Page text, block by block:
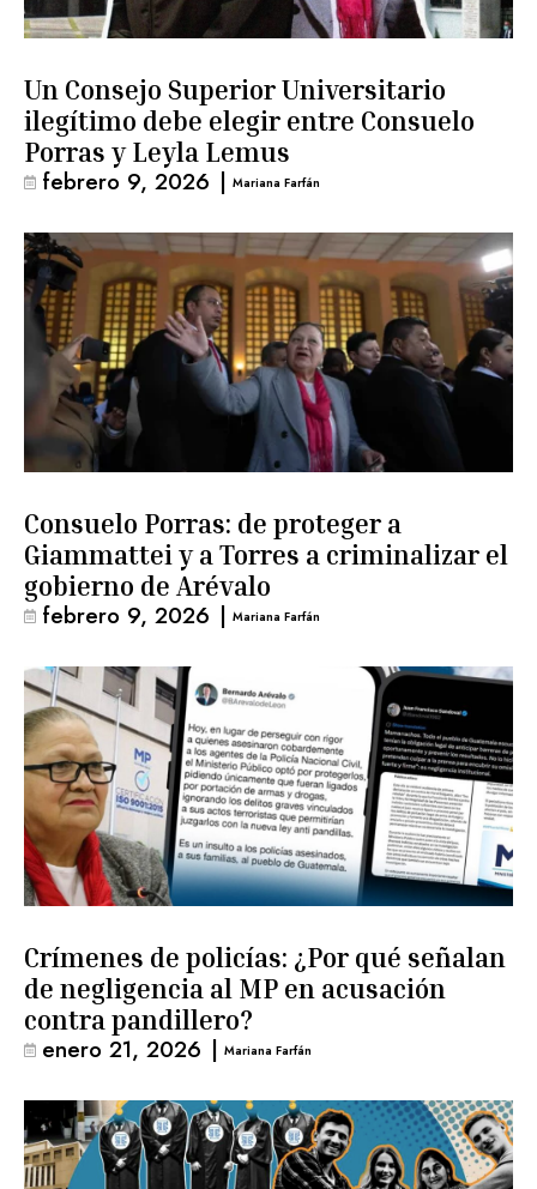
Un Consejo Superior Universitario
ilegítimo debe elegir entre Consuelo
Porras y Leyla Lemus
febrero 9, 2026 | Mariana Farfán
Consuelo Porras: de proteger a
Giammattei y a Torres a criminalizar el
gobierno de Arévalo
febrero 9, 2026 | Mariana Farfán
Crímenes de policías: ¿Por qué señalan
de negligencia al MP en acusación
contra pandillero?
enero 21, 2026 | Mariana Farfán